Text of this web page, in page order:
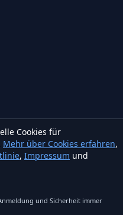
Cookies für
Mehr über Cookies erfahren,
, Impressum und
und Sicherheit immer